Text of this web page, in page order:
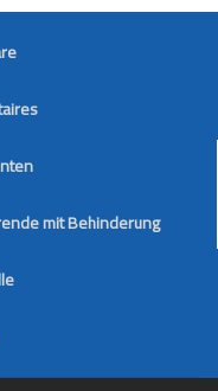
mit Behinderung